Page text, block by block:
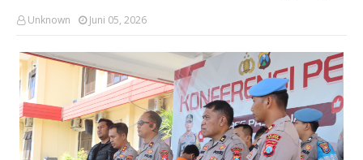
Unknown Juni 05, 2026